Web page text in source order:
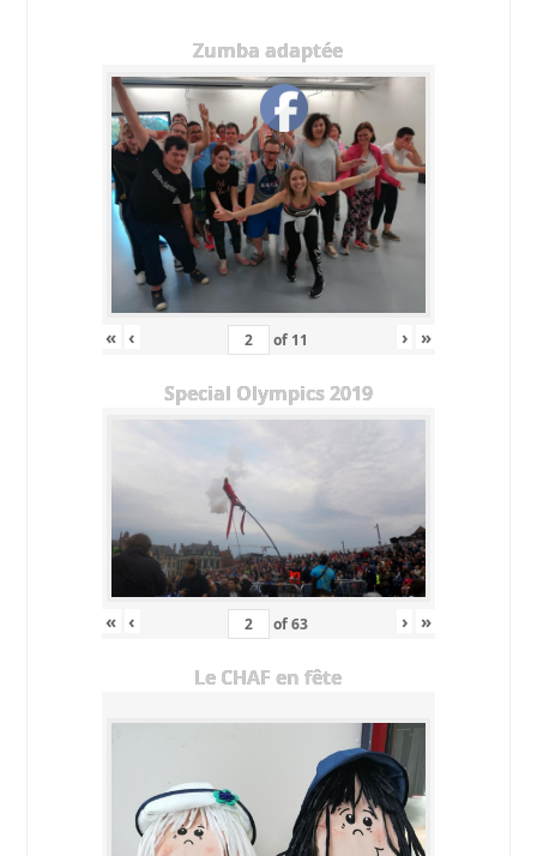
Zumba adaptée
« ‹ of 11 › »
Special Olympics 2019
« ‹ of63 › »
Le CHAF en fête